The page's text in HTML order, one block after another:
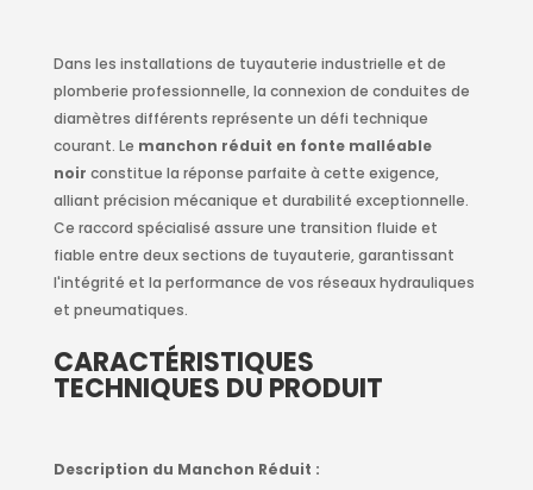
Dans les installations de tuyauterie industrielle et de
plomberie professionnelle, la connexion de conduites de
diamètres différents représente un défi technique
courant. Le manchon réduit en fonte malléable
noir constitue la réponse parfaite à cette exigence,
alliant précision mécanique et durabilité exceptionnelle.
Ce raccord spécialisé assure une transition fluide et
fiable entre deux sections de tuyauterie, garantissant
l'intégrité et la performance de vos réseaux hydrauliques
et pneumatiques.
CARACTÉRISTIQUES
TECHNIQUES DU PRODUIT
Description du Manchon Réduit :